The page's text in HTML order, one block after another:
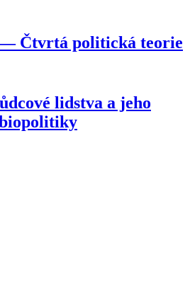
Čtvrtá politická teorie
lidstva a jeho